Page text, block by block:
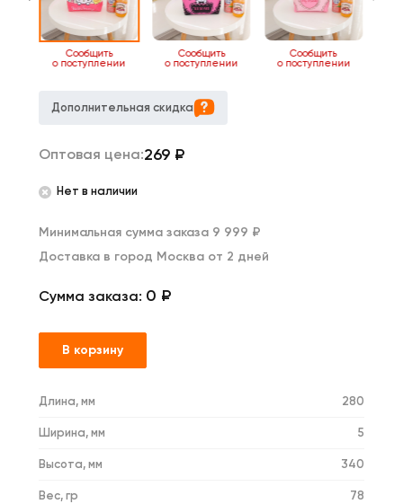
Сообщить
о поступлении
Сообщить
о поступлении
Сообщить
о поступлении
Дополнительная скидка
Оптовая цена:269 ₽
Нет в наличии
Минимальная сумма заказа 9 999 ₽
Доставка в город Москва от 2 дней
Сумма заказа: 0 ₽
В корзину
Длина, мм 280
Ширина, мм 5
Высота, мм 340
Вес, гр 78